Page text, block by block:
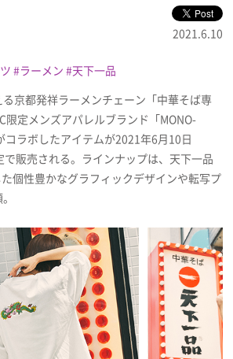
2021.6.10
ラーメン
天下一品
京都発祥ラーメンチェーン「中華そば専
限定メンズアパレルブランド「MONO-
コラボしたアイテムが2021年6月10日
販売される。ラインナップは、天下一品
個性豊かなグラフィックデザインや転写プ